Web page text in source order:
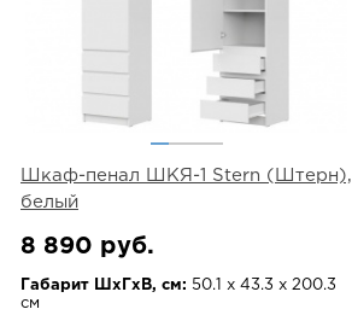
Шкаф-пенал ШКЯ-1 Stern (Штерн),
белый
8 890 руб.
Габарит ШхГхВ, см: 50.1 х 43.3 х 200.3
см